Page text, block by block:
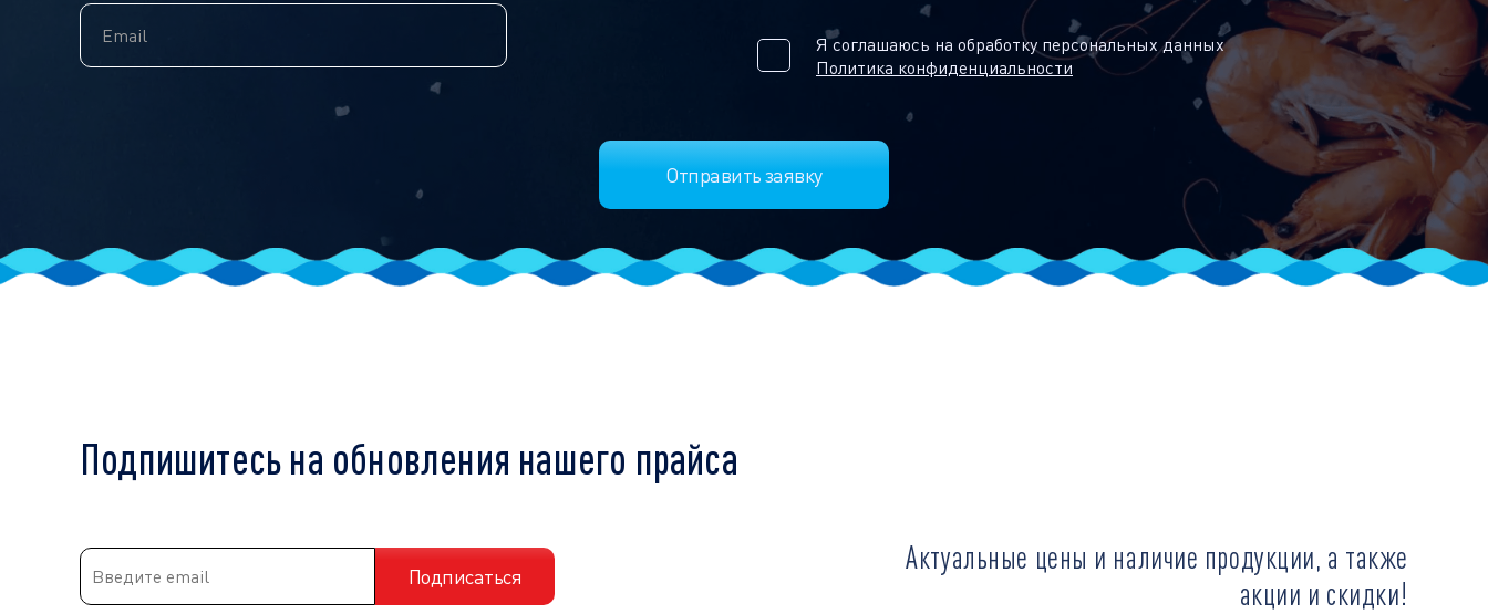
Я соглашаюсь на обработку персональных данных
Политика конфиденциальности
Подпишитесь на обновления нашего прайса
Актуальные цены и наличие продукции, а также
акции и скидки!